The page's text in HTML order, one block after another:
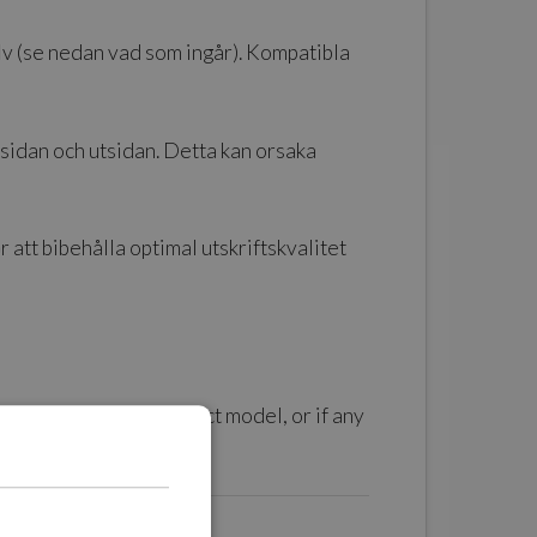
nedan vad som ingår). Kompatibla
och utsidan. Detta kan orsaka
att bibehålla optimal utskriftskvalitet
on the product model, or if any